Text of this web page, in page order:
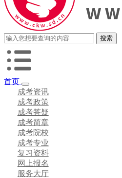
首页
成考资讯
成考政策
成考答疑
成考简章
成考院校
成考专业
复习资料
网上报名
服务大厅